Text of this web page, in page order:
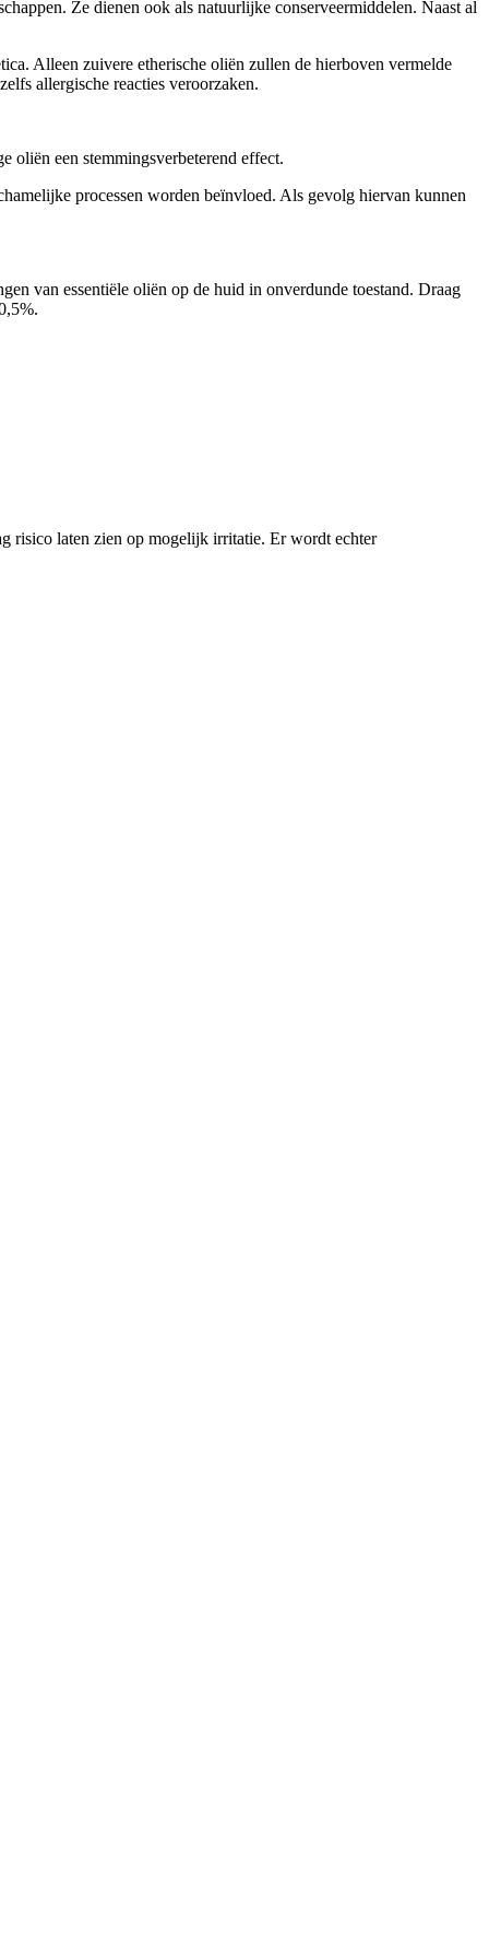
Ze dienen ook als natuurlijke conserveermiddelen. Naast al
Alleen zuivere etherische oliën zullen de hierboven vermelde
allergische reacties veroorzaken.
oliën een stemmingsverbeterend effect.
processen worden beïnvloed. Als gevolg hiervan kunnen
van essentiële oliën op de huid in onverdunde toestand. Draag
risico laten zien op mogelijk irritatie. Er wordt echter